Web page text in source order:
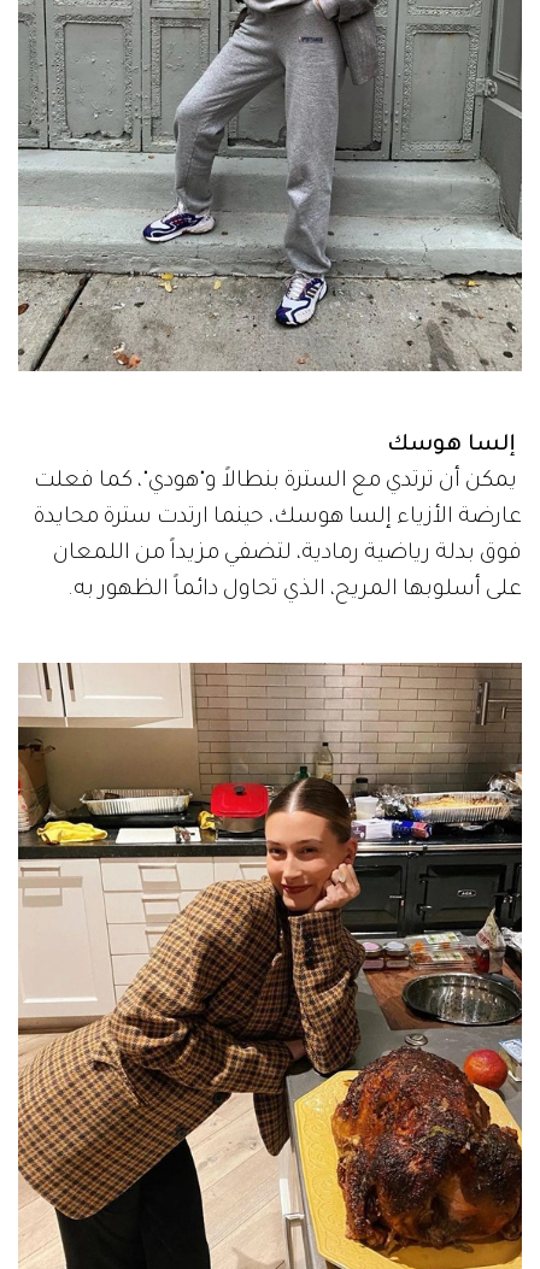
إلسا هوسك
يمكن أن ترتدي مع السترة بنطالاً و"هودي"، كما فعلت
عارضة الأزياء إلسا هوسك، حينما ارتدت سترة محايدة
فوق بدلة رياضية رمادية، لتضفي مزيداً من اللمعان
على أسلوبها المريح، الذي تحاول دائماً الظهور به.